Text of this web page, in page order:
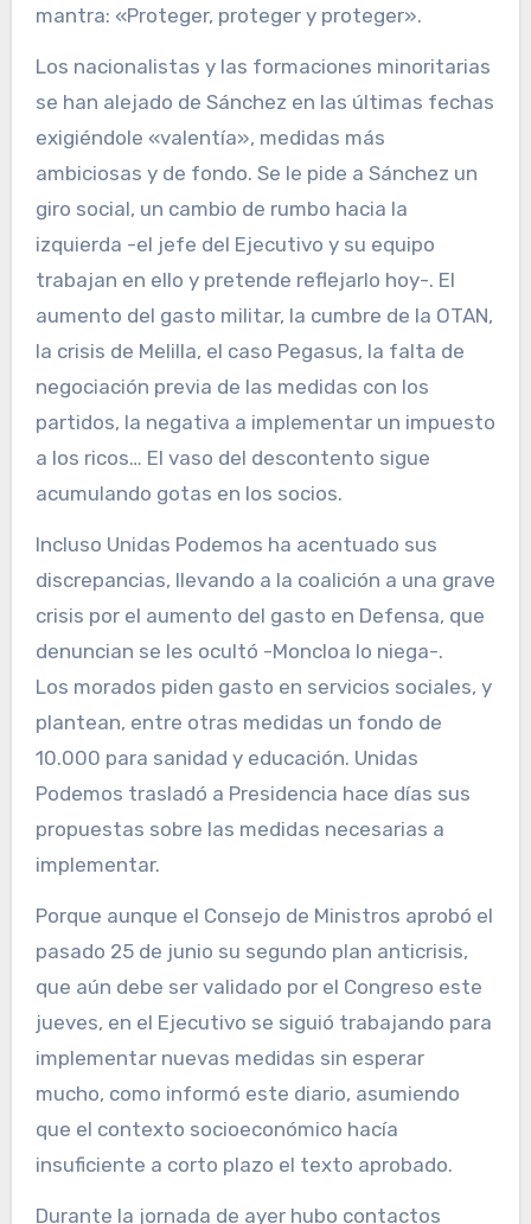
mantra: «Proteger, proteger y proteger».
Los nacionalistas y las formaciones minoritarias
se han alejado de Sánchez en las últimas fechas
exigiéndole «valentía», medidas más
ambiciosas y de fondo. Se le pide a Sánchez un
giro social, un cambio de rumbo hacia la
izquierda -el jefe del Ejecutivo y su equipo
trabajan en ello y pretende reflejarlo hoy-. El
aumento del gasto militar, la cumbre de la OTAN,
la crisis de Melilla, el caso Pegasus, la falta de
negociación previa de las medidas con los
partidos, la negativa a implementar un impuesto
a los ricos… El vaso del descontento sigue
acumulando gotas en los socios.
Incluso Unidas Podemos ha acentuado sus
discrepancias, llevando a la coalición a una grave
crisis por el aumento del gasto en Defensa, que
denuncian se les ocultó -Moncloa lo niega-.
Los morados piden gasto en servicios sociales, y
plantean, entre otras medidas un fondo de
10.000 para sanidad y educación. Unidas
Podemos trasladó a Presidencia hace días sus
propuestas sobre las medidas necesarias a
implementar.
Porque aunque el Consejo de Ministros aprobó el
pasado 25 de junio su segundo plan anticrisis,
que aún debe ser validado por el Congreso este
jueves, en el Ejecutivo se siguió trabajando para
implementar nuevas medidas sin esperar
mucho, como informó este diario, asumiendo
que el contexto socioeconómico hacía
insuficiente a corto plazo el texto aprobado.
Durante la jornada de ayer hubo contactos